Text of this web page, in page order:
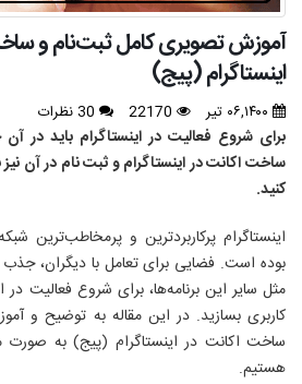
آموزش تصویری کامل ثبت‌نام و
اینستاگرام (پیج)
برای شروع فعالیت در اینستاگرام باید در
ساخت اکانت در اینستاگرام و ثبت نام در آن نیز
کنید.
اینستاگرام پرکاربردترین و پرمخاطب‌ترین
بوده است. فضایی برای تعامل با دیگران،
مثل سایر این برنامه‌ها، برای شروع فعالیت
کاربری بسازید. در این مقاله به توضیح و
ساخت اکانت در اینستاگرام (پیج) به صورت
هستیم.